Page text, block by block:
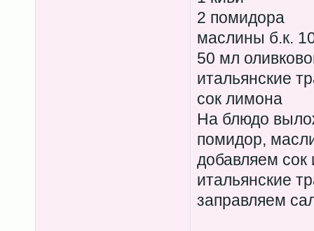
2 помидора
маслины б.к.
50 мл
итальянские
сок лимона
На блюдо
помидор,
добавляем
итальянские
заправляем